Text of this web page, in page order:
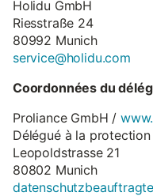
Holidu GmbH
Riesstraße 24
80992 Munich
service@holidu.com
Coordonnées du
Proliance GmbH /
Délégué à la
Leopoldstrasse 21
80802 Munich